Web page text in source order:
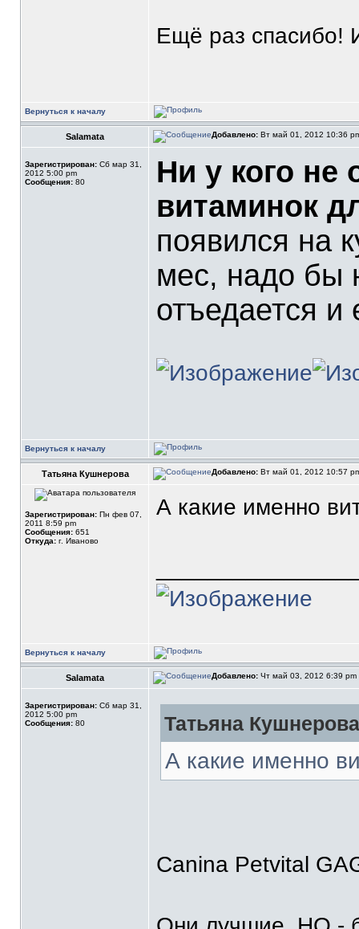
Ещё раз спасибо!
Вернуться к началу
Salamata Добавлено: Вт май 01, 2012 10:36
Зарегистрирован: Сб мар 31,
2012 5:00 pm
Сообщения: 80
Ни у кого не
витаминок
появился на
мес, надо бы
отъедается и
Вернуться к началу
Татьяна Кушнерова Добавлено: Вт май 01, 2012 10:57
Зарегистрирован: Пн фев 07,
2011 8:59 pm
Сообщения: 651
Откуда: г. Иваново
А какие именно
Вернуться к началу
Salamata Добавлено: Чт май 03, 2012 6:39 pm
Зарегистрирован: Сб мар 31,
2012 5:00 pm
Сообщения: 80 Татьяна
А какие именно
Canina Petvital